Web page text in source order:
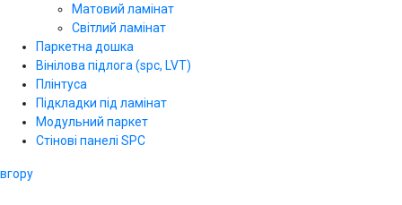
Матовий ламінат
Світлий ламінат
Паркетна дошка
Вінілова підлога (spc, LVT)
Плінтуса
Підкладки під ламінат
Модульний паркет
Стінові панелі SPС
вгору